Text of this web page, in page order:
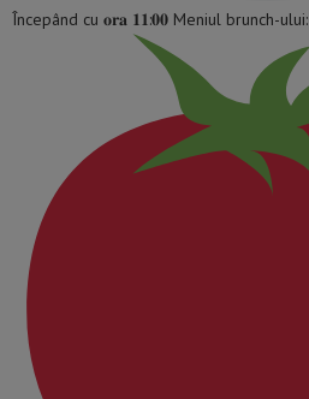
Începând cu 𝐨𝐫𝐚 𝟏𝟏:𝟎𝟎 Meniul brunch-ului: